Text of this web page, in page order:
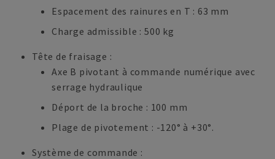
Espacement des rainures en T : 63 mm
Charge admissible : 500 kg
Tête de fraisage :
Axe B pivotant à commande numérique avec
serrage hydraulique
Déport de la broche : 100 mm
Plage de pivotement : -120° à +30°.
Système de commande :